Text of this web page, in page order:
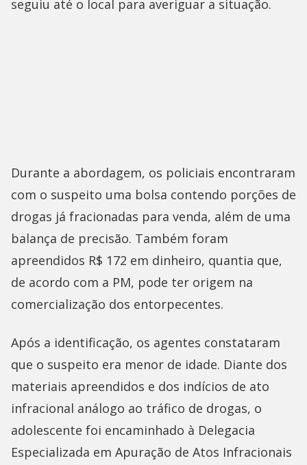
seguiu até o local para averiguar a situação.
Durante a abordagem, os policiais encontraram
com o suspeito uma bolsa contendo porções de
drogas já fracionadas para venda, além de uma
balança de precisão. Também foram
apreendidos R$ 172 em dinheiro, quantia que,
de acordo com a PM, pode ter origem na
comercialização dos entorpecentes.
Após a identificação, os agentes constataram
que o suspeito era menor de idade. Diante dos
materiais apreendidos e dos indícios de ato
infracional análogo ao tráfico de drogas, o
adolescente foi encaminhado à Delegacia
Especializada em Apuração de Atos Infracionais